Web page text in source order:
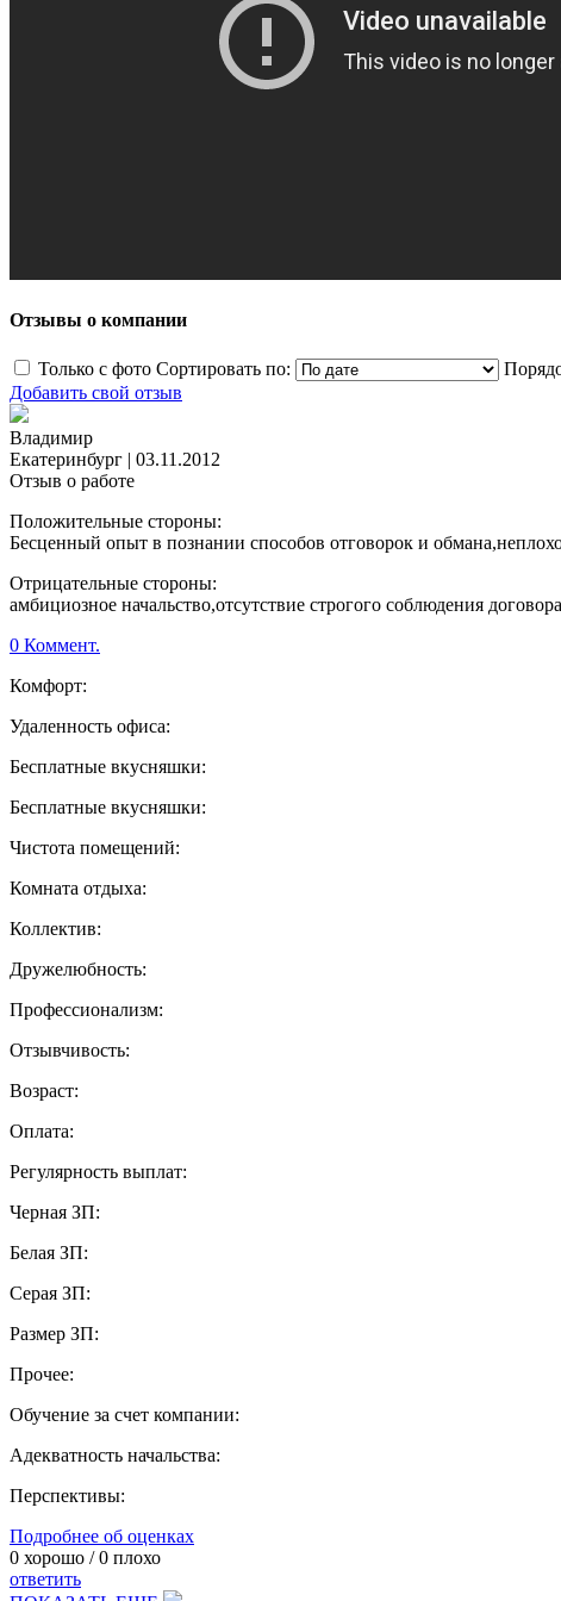
Отзывы о компании
Только с фото Сортировать по:
Добавить свой отзыв
Владимир
Екатеринбург | 03.11.2012
Отзыв о работе
Положительные стороны:
Бесценный опыт в познании способов отговорок и
Отрицательные стороны:
амбициозное начальство,отсутствие строгого соблюдения
0 Коммент.
Комфорт:
Удаленность офиса:
Бесплатные вкусняшки:
Бесплатные вкусняшки:
Чистота помещений:
Комната отдыха:
Коллектив:
Дружелюбность:
Профессионализм:
Отзывчивость:
Возраст:
Оплата:
Регулярность выплат:
Черная ЗП:
Белая ЗП:
Серая ЗП:
Размер ЗП:
Прочее:
Обучение за счет компании:
Адекватность начальства:
Перспективы:
Подробнее об оценках
0 хорошо /0 плохо
ответить